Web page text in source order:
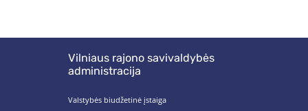
Vilniaus rajono savivaldybės
administracija
Valstybės biudžetinė įstaiga